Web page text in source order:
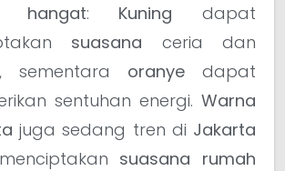
hangat: Kuning dapat
suasana ceria dan
sementara oranye dapat
sentuhan energi. Warna
juga sedang tren di Jakarta
suasana rumah